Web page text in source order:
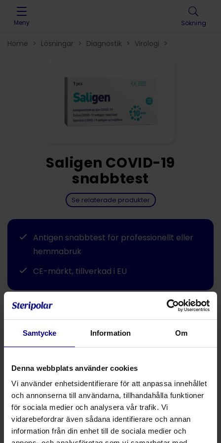
Samtycke Information Om
Denna webbplats använder cookies
Vi använder enhetsidentifierare för att anpassa innehållet
och annonserna till användarna, tillhandahålla funktioner
för sociala medier och analysera vår trafik. Vi
vidarebefordrar även sådana identifierare och annan
information från din enhet till de sociala medier och
Skip to content
Meny Sökning
Home > Lösningar > Diagnostik > Virologi >
Saligen är ett antigen snabbtest som kombinerar
noggrannheten i ett PCR-test med hastigheten hos ett
CoV-2-antigener i saliv.
Icke-invasiv diagnostisk medicinsk utrustning
Test av saliv
Snabba resultat upp till10 minuter
Pålitlig och känslig, PPA 97,1%, NPA 99,33%
Saligen COVID-19
snabbtest
Se relaterade produkter
Antigen snabbtest för professionellt eller
hemmabruk
CE-märkt, tillverkad i EU
Dela